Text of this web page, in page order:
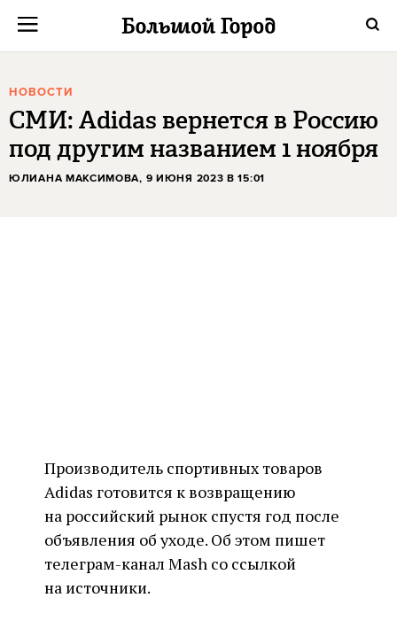
НОВОСТИ
СМИ: Adidas вернется в Россию
под другим названием 1 ноября
ЮЛИАНА МАКСИМОВА, 9 ИЮНЯ 2023 В 15:01
Производитель спортивных товаров
Adidas готовится к возвращению
на российский рынок спустя год после
объявления об уходе. Об этом пишет
телеграм-канал Mash со ссылкой
на источники.